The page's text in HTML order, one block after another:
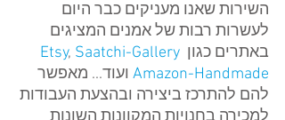
השירות שאנו מעניקים כבר היום
לעשרות רבות של אמנים המציגים
באתרים כגון
Etsy, Saatchi-Gallery
Amazon-Handmade ועוד... מאפשר
להם להתרכז ביצירה ובהצעת העבודות